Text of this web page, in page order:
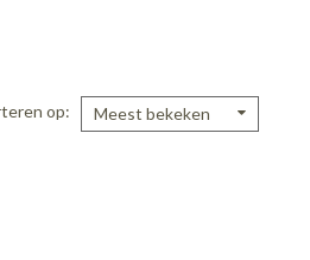
op Meest bekeken